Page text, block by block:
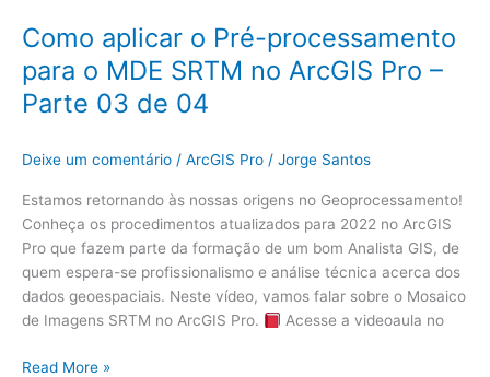
Como aplicar o Pré-processamento
para o MDE SRTM no ArcGIS Pro –
Parte 03 de 04
Deixe um comentário / ArcGIS Pro / Jorge Santos
Estamos retornando às nossas origens no Geoprocessamento!
Conheça os procedimentos atualizados para 2022 no ArcGIS
Pro que fazem parte da formação de um bom Analista GIS, de
quem espera-se profissionalismo e análise técnica acerca dos
dados geoespaciais. Neste vídeo, vamos falar sobre o Mosaico
de Imagens SRTM no ArcGIS Pro.
Acesse a videoaula no
Read More »